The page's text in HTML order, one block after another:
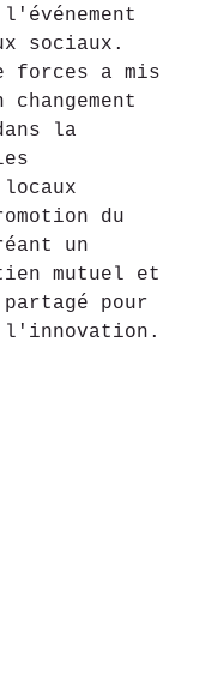
sociaux.
forces a mis
changement
la
du
un
mutuel et
partagé pour